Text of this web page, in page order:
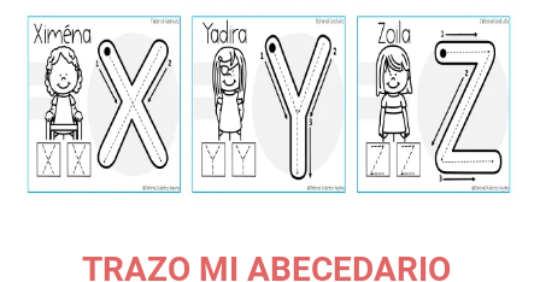
TRAZO MI ABECEDARIO